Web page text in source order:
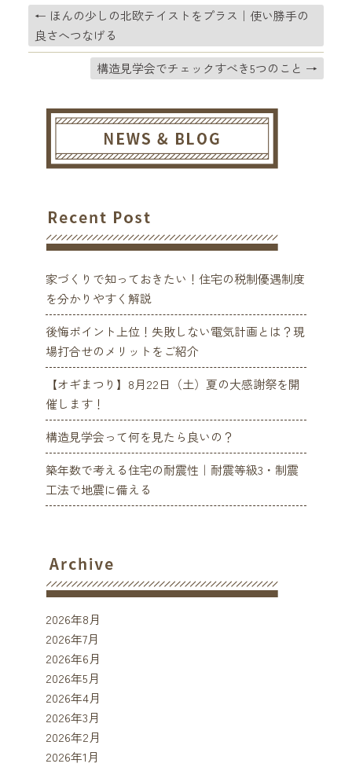
← ほんの少しの北欧テイストをプラス｜使い勝手の
良さへつなげる
構造見学会でチェックすべき5つのこと →
家づくりで知っておきたい！住宅の税制優遇制度
を分かりやすく解説
後悔ポイント上位！失敗しない電気計画とは？現
場打合せのメリットをご紹介
【オギまつり】8月22日（土）夏の大感謝祭を開
催します！
構造見学会って何を見たら良いの？
築年数で考える住宅の耐震性｜耐震等級3・制震
工法で地震に備える
2026年8月
2026年7月
2026年6月
2026年5月
2026年4月
2026年3月
2026年2月
2026年1月